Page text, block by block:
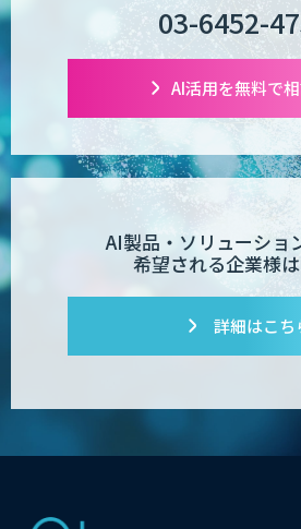
03-6452-
AI活用を無料で
AI製品・ソリューショ
希望される企業様
詳細はこち